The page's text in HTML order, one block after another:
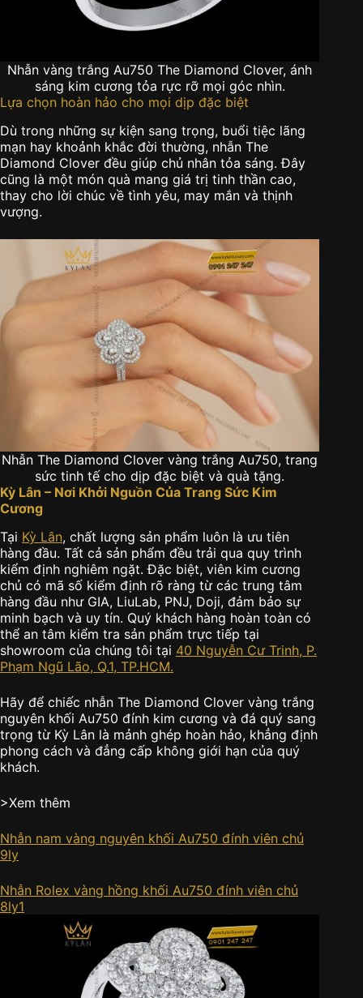
Nhẫn vàng trắng Au750 The Diamond Clover, ánh
sáng kim cương tỏa rực rỡ mọi góc nhìn.
Lựa chọn hoàn hảo cho mọi dịp đặc biệt
Dù trong những sự kiện sang trọng, buổi tiệc lãng
mạn hay khoảnh khắc đời thường, nhẫn The
Diamond Clover đều giúp chủ nhân tỏa sáng. Đây
cũng là một món quà mang giá trị tinh thần cao,
thay cho lời chúc về tình yêu, may mắn và thịnh
vượng.
Nhẫn The Diamond Clover vàng trắng Au750, trang
sức tinh tế cho dịp đặc biệt và quà tặng.
Kỳ Lân – Nơi Khởi Nguồn Của Trang Sức Kim
Cương
Tại Kỳ Lân, chất lượng sản phẩm luôn là ưu tiên
hàng đầu. Tất cả sản phẩm đều trải qua quy trình
kiểm định nghiêm ngặt. Đặc biệt, viên kim cương
chủ có mã số kiểm định rõ ràng từ các trung tâm
hàng đầu như GIA, LiuLab, PNJ, Doji, đảm bảo sự
minh bạch và uy tín. Quý khách hàng hoàn toàn có
thể an tâm kiểm tra sản phẩm trực tiếp tại
showroom của chúng tôi tại 40 Nguyễn Cư Trinh, P.
Phạm Ngũ Lão, Q.1, TP.HCM.
Hãy để chiếc nhẫn The Diamond Clover vàng trắng
nguyên khối Au750 đính kim cương và đá quý sang
trọng từ Kỳ Lân là mảnh ghép hoàn hảo, khẳng định
phong cách và đẳng cấp không giới hạn của quý
khách.
>Xem thêm
Nhẫn nam vàng nguyên khối Au750 đính viên chủ
9ly
Nhẫn Rolex vàng hồng khối Au750 đính viên chủ
8ly1